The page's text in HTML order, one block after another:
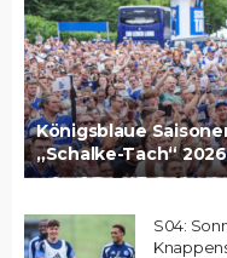
Königsblaue
„Schalke-Tach“
S04: